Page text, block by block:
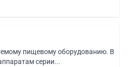
пищевому оборудованию. В
серии...